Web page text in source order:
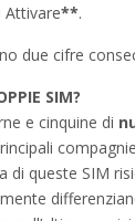
Attivare**.
due cifre
SIM?
e cinquine di
di queste SIM